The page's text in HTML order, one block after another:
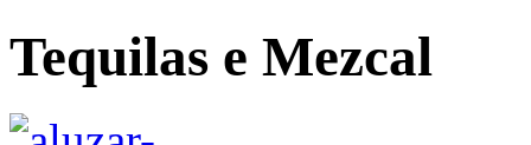
Tequilas e Mezcal